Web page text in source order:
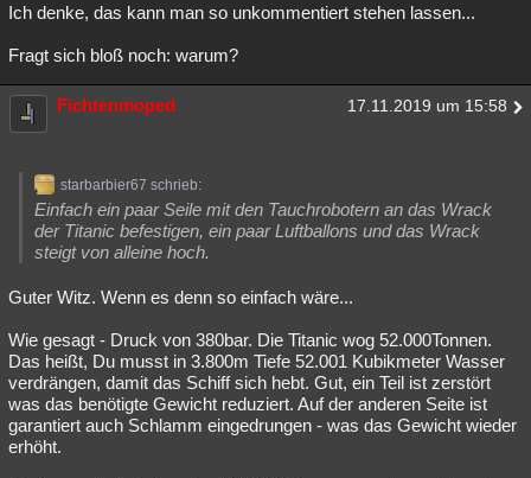
Ich denke, das kann man so unkommentiert stehen lassen...
Fragt sich bloß noch: warum?
Fichtenmoped 17.11.2019 um 15:58
starbarbier67 schrieb:
Einfach ein paar Seile mit den Tauchrobotern an das Wrack
der Titanic befestigen, ein paar Luftballons und das Wrack
steigt von alleine hoch.
Guter Witz. Wenn es denn so einfach wäre...
Wie gesagt - Druck von 380bar. Die Titanic wog 52.000Tonnen.
Das heißt, Du musst in 3.800m Tiefe 52.001 Kubikmeter Wasser
verdrängen, damit das Schiff sich hebt. Gut, ein Teil ist zerstört
was das benötigte Gewicht reduziert. Auf der anderen Seite ist
garantiert auch Schlamm eingedrungen - was das Gewicht wieder
erhöht.